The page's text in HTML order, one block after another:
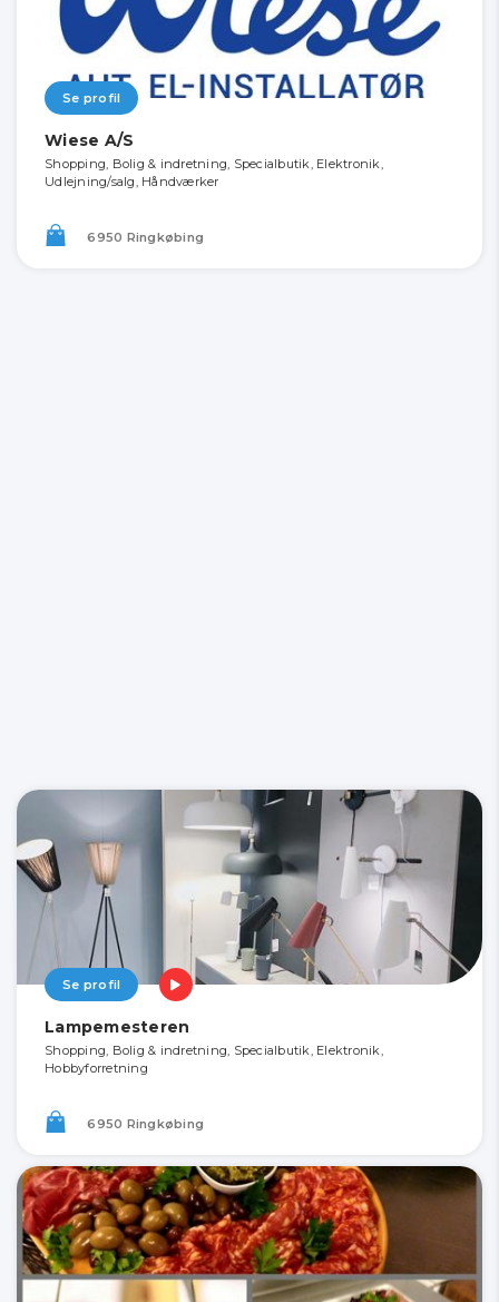
Se profil
Wiese A/S
Shopping, Bolig & indretning, Specialbutik, Elektronik,
Udlejning/salg, Håndværker
6950 Ringkøbing
Se profil
Lampemesteren
Shopping, Bolig & indretning, Specialbutik, Elektronik,
Hobbyforretning
6950 Ringkøbing